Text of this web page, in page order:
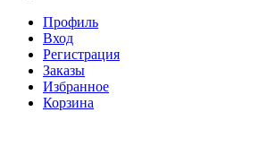
Профиль
Вход
Регистрация
Заказы
Избранное
Корзина